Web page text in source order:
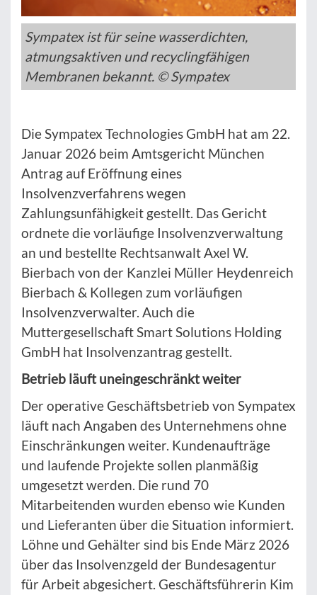
Sympatex ist für seine wasserdichten,
atmungsaktiven und recyclingfähigen
Membranen bekannt. © Sympatex
Die Sympatex Technologies GmbH hat am 22.
Januar 2026 beim Amtsgericht München
Antrag auf Eröffnung eines
Insolvenzverfahrens wegen
Zahlungsunfähigkeit gestellt. Das Gericht
ordnete die vorläufige Insolvenzverwaltung
an und bestellte Rechtsanwalt Axel W.
Bierbach von der Kanzlei Müller Heydenreich
Bierbach & Kollegen zum vorläufigen
Insolvenzverwalter. Auch die
Muttergesellschaft Smart Solutions Holding
GmbH hat Insolvenzantrag gestellt.
Betrieb läuft uneingeschränkt weiter
Der operative Geschäftsbetrieb von Sympatex
läuft nach Angaben des Unternehmens ohne
Einschränkungen weiter. Kundenaufträge
und laufende Projekte sollen planmäßig
umgesetzt werden. Die rund 70
Mitarbeitenden wurden ebenso wie Kunden
und Lieferanten über die Situation informiert.
Löhne und Gehälter sind bis Ende März 2026
über das Insolvenzgeld der Bundesagentur
für Arbeit abgesichert. Geschäftsführerin Kim